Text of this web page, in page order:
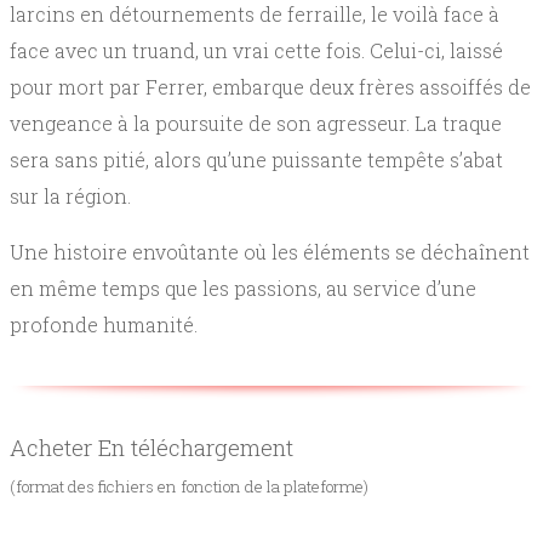
larcins en détournements de ferraille, le voilà face à
face avec un truand, un vrai cette fois. Celui-ci, laissé
pour mort par Ferrer, embarque deux frères assoiffés de
vengeance à la poursuite de son agresseur. La traque
sera sans pitié, alors qu’une puissante tempête s’abat
sur la région.
Une histoire envoûtante où les éléments se déchaînent
en même temps que les passions, au service d’une
profonde humanité.
Acheter En téléchargement
(format des fichiers en fonction de la plateforme)